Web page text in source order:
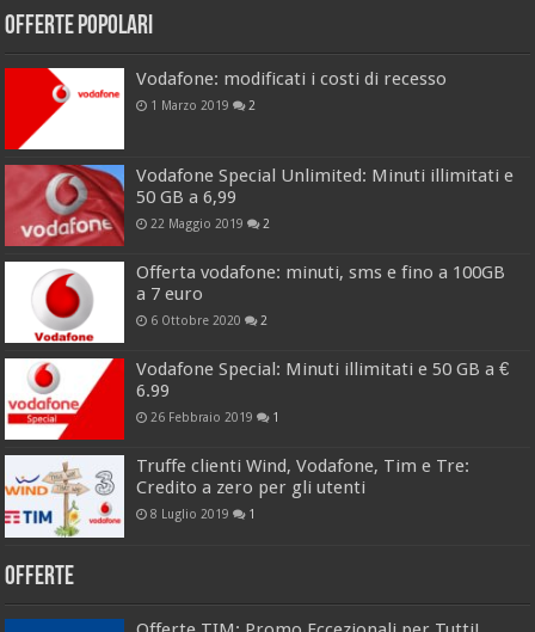
Offerte popolari
Vodafone: modificati i costi di recesso
1 Marzo 2019 2
Vodafone Special Unlimited: Minuti illimitati e
50 GB a 6,99
22 Maggio 2019 2
Offerta vodafone: minuti, sms e fino a 100GB
a 7 euro
6 Ottobre 2020 2
Vodafone Special: Minuti illimitati e 50 GB a €
6.99
26 Febbraio 2019 1
Truffe clienti Wind, Vodafone, Tim e Tre:
Credito a zero per gli utenti
8 Luglio 2019 1
Offerte